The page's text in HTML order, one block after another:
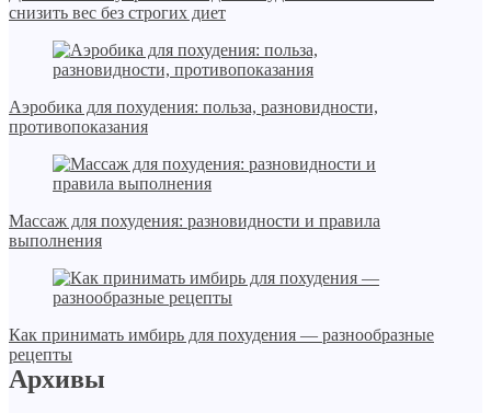
снизить вес без строгих диет
Аэробика для похудения: польза, разновидности,
противопоказания
Массаж для похудения: разновидности и правила
выполнения
Как принимать имбирь для похудения — разнообразные
рецепты
Архивы